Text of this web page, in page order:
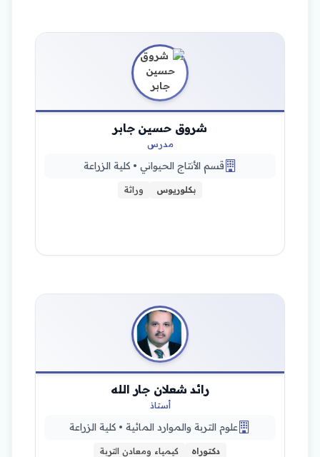
شروق حسين جابر
مدرس
قسم الأنتاج الحيواني • كلية الزراعة
بكلوريوس وراثة
رائد شعلان جار الله
أستاذ
علوم التربة والموارد المائية • كلية الزراعة
دكتوراه كيمياء ومعادن التربة